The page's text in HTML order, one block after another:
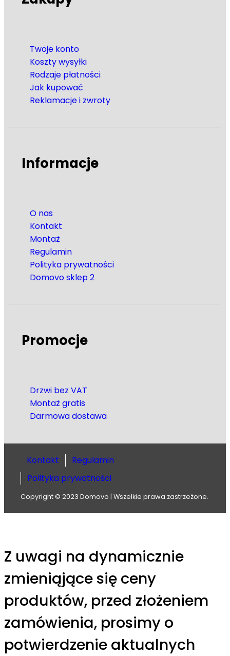
Twoje konto
Koszty wysyłki
Rodzaje płatności
Jak kupować
Reklamacje i zwroty
Informacje
O nas
Kontakt
Montaż
Regulamin
Polityka prywatności
Domovo sklep 2
Promocje
Drzwi bez VAT
Montaż gratis
Darmowa dostawa
Kontakt
Regulamin
Polityka prywatności
Copyright © 2023 Domovo | Wszelkie prawa zastrzeżone.
Z uwagi na dynamicznie
zmieniąjące się ceny
produktów, przed złożeniem
zamówienia, prosimy o
potwierdzenie aktualnych